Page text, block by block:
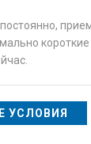
УСЛОВИЯ